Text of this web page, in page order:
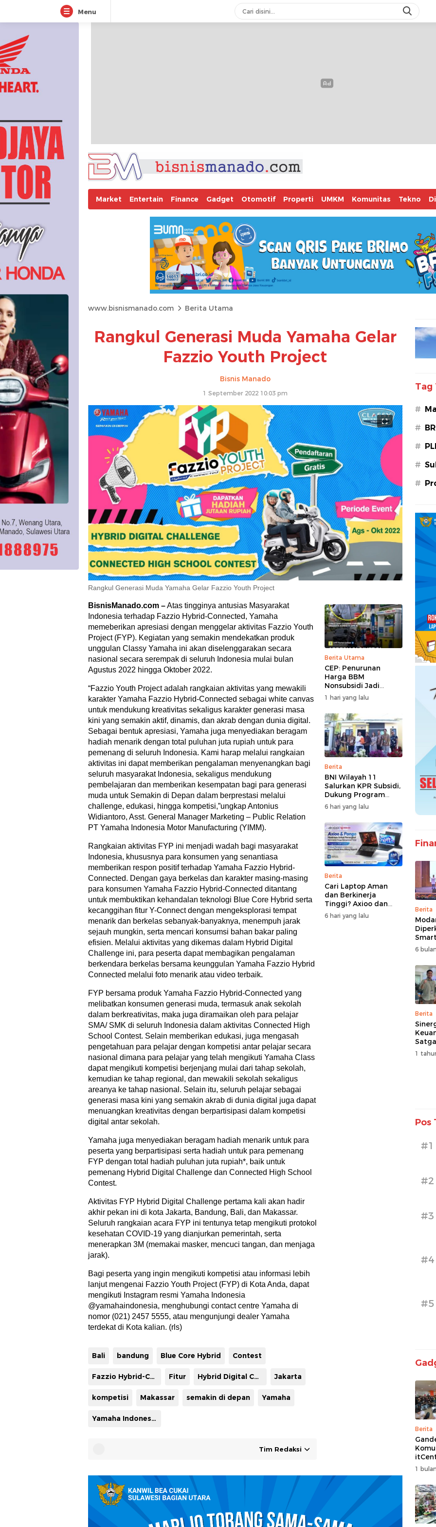
Menu
Market Entertain Finance Gadget Otomotif Properti UMKM Komunitas Tekno
www.bisnismanado.com Berita Utama
Rangkul Generasi Muda Yamaha Gelar
Fazzio Youth Project
Bisnis Manado
1 September 2022 10:03 pm
Rangkul Generasi Muda Yamaha Gelar Fazzio Youth Project
BisnisManado.com –Atas tingginya antusias Masyarakat
Indonesia terhadap Fazzio Hybrid-Connected, Yamaha
memeberikan apresiasi dengan menggelar aktivitas Fazzio Youth
Project (FYP). Kegiatan yang semakin mendekatkan produk
unggulan Classy Yamaha ini akan diselenggarakan secara
nasional secara serempak di seluruh Indonesia mulai bulan
Agustus 2022 hingga Oktober 2022.
“Fazzio Youth Project adalah rangkaian aktivitas yang mewakili
karakter Yamaha Fazzio Hybrid-Connected sebagai white canvas
untuk mendukung kreativitas sekaligus karakter generasi masa
kini yang semakin aktif, dinamis, dan akrab dengan dunia digital.
Sebagai bentuk apresiasi, Yamaha juga menyediakan beragam
hadiah menarik dengan total puluhan juta rupiah untuk para
pemenang di seluruh Indonesia. Kami harap melalui rangkaian
aktivitas ini dapat memberikan pengalaman menyenangkan bagi
seluruh masyarakat Indonesia, sekaligus mendukung
pembelajaran dan memberikan kesempatan bagi para generasi
muda untuk Semakin di Depan dalam berprestasi melalui
challenge, edukasi, hingga kompetisi,”ungkap Antonius
Widiantoro, Asst. General Manager Marketing – Public Relation
PT Yamaha Indonesia Motor Manufacturing (YIMM).
Rangkaian aktivitas FYP ini menjadi wadah bagi masyarakat
Indonesia, khususnya para konsumen yang senantiasa
memberikan respon positif terhadap Yamaha Fazzio Hybrid-
Connected. Dengan gaya berkelas dan karakter masing-masing
para konsumen Yamaha Fazzio Hybrid-Connected ditantang
untuk membuktikan kehandalan teknologi Blue Core Hybrid serta
kecanggihan fitur Y-Connect dengan mengeksplorasi tempat
menarik dan berkelas sebanyak-banyaknya, menempuh jarak
sejauh mungkin, serta mencari konsumsi bahan bakar paling
efisien. Melalui aktivitas yang dikemas dalam Hybrid Digital
Challenge ini, para peserta dapat membagikan pengalaman
berkendara berkelas bersama keunggulan Yamaha Fazzio Hybrid
Connected melalui foto menarik atau video terbaik.
FYP bersama produk Yamaha Fazzio Hybrid-Connected yang
melibatkan konsumen generasi muda, termasuk anak sekolah
dalam berkreativitas, maka juga diramaikan oleh para pelajar
SMA/ SMK di seluruh Indonesia dalam aktivitas Connected High
School Contest. Selain memberikan edukasi, juga mengasah
pengetahuan para pelajar dengan kompetisi antar pelajar secara
nasional dimana para pelajar yang telah mengikuti Yamaha Class
dapat mengikuti kompetisi berjenjang mulai dari tahap sekolah,
kemudian ke tahap regional, dan mewakili sekolah sekaligus
areanya ke tahap nasional. Selain itu, seluruh pelajar sebagai
generasi masa kini yang semakin akrab di dunia digital juga dapat
menuangkan kreativitas dengan berpartisipasi dalam kompetisi
digital antar sekolah.
Yamaha juga menyediakan beragam hadiah menarik untuk para
peserta yang berpartisipasi serta hadiah untuk para pemenang
FYP dengan total hadiah puluhan juta rupiah*, baik untuk
pemenang Hybrid Digital Challenge dan Connected High School
Contest.
Aktivitas FYP Hybrid Digital Challenge pertama kali akan hadir
akhir pekan ini di kota Jakarta, Bandung, Bali, dan Makassar.
Seluruh rangkaian acara FYP ini tentunya tetap mengikuti protokol
kesehatan COVID-19 yang dianjurkan pemerintah, serta
menerapkan 3M (memakai masker, mencuci tangan, dan menjaga
jarak).
Bagi peserta yang ingin mengikuti kompetisi atau informasi lebih
lanjut mengenai Fazzio Youth Project (FYP) di Kota Anda, dapat
mengikuti Instagram resmi Yamaha Indonesia
@yamahaindonesia, menghubungi contact centre Yamaha di
nomor (021) 2457 5555, atau mengunjungi dealer Yamaha
terdekat di Kota kalian. (rls)
Bali bandung Blue Core Hybrid Contest
Fazzio Hybrid-Connected Fitur Hybrid Digital Challenge Jakarta
kompetisi Makassar semakin di depan Yamaha
Yamaha Indonesia Motor Manufacturing
Tim Redaksi
Berita Utama
CEP: Penurunan
Harga BBM
Nonsubsidi Jadi
Stimulus Positif bagi
Dunia Usaha dan
Pertumbuhan
Ekonomi
1 hari yang lalu
Berita
BNI Wilayah 11
Salurkan KPR Subsidi,
Dukung Program
62.710 Rumah
Bersubsidi
6 hari yang lalu
Berita
Cari Laptop Aman
dan Berkinerja
Tinggi? Axioo dan
Pongo Punya Solusi
dengan Garansi
6 hari yang lalu
Tag
#
#
#
#
#
Berita
6
Berita
1
Pos
#1
#2
#3
#4
#5
Berita
Free
Siap
1